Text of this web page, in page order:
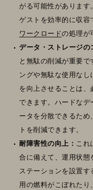
がる可能性がありま
ゲストを効率的に収容
ワークロードの処理が
データ・ストレージの
と無駄の削減が重要
ングや無駄な使用なし
を向上させることは、
できます。ハードな
ータを分散できるため
トを削減できます。
耐障害性の向上： これ
合に備えて、運用状態
ステーションを設置
用の燃料がこぼれた